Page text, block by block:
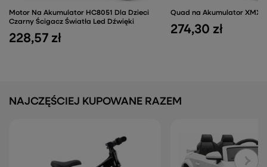
Motor Na Akumulator HC8051 Dla Dzieci
Czarny Ścigacz Światła Led Dźwięki
228,57 zł
Quad na Akumulator
274,30 zł
NAJCZĘŚCIEJ KUPOWANE RAZEM